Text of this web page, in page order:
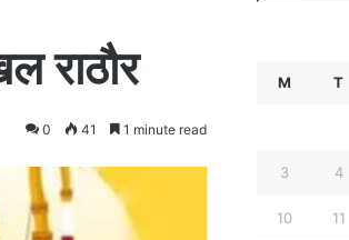
राठौर
0 41 1 minute read
M T
3 4
10 11